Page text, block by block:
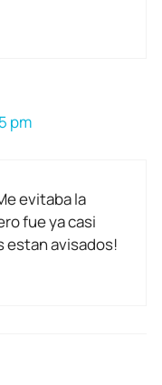
pm
evitaba la
fue ya casi
estan avisados!